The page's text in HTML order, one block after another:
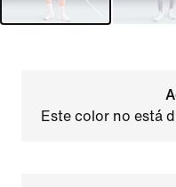
Este color no está